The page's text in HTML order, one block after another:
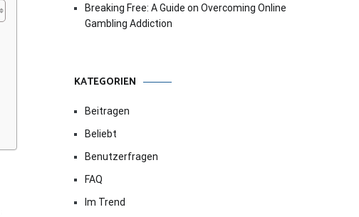
Breaking Free: A Guide on Overcoming Online
Gambling Addiction
KATEGORIEN
Beitragen
Beliebt
Benutzerfragen
FAQ
Im Trend